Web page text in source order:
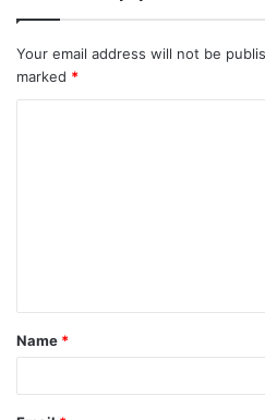
Your email address will not be
marked *
Name *